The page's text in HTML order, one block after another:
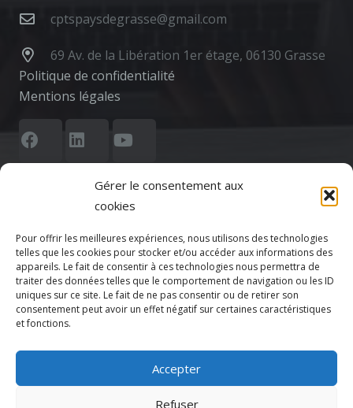
Gérer le consentement aux
cookies
Pour offrir les meilleures expériences, nous utilisons des technologies
telles que les cookies pour stocker et/ou accéder aux informations des
appareils. Le fait de consentir à ces technologies nous permettra de
traiter des données telles que le comportement de navigation ou les ID
uniques sur ce site. Le fait de ne pas consentir ou de retirer son
consentement peut avoir un effet négatif sur certaines caractéristiques
et fonctions.
Accepter
Refuser
cptspaysdegrasse@gmail.com
69 Av. de la Libération 1er étage, 06130 Grasse
Politique de confidentialité
Mentions légales
Votre CPTS
Actualités
Adhésion